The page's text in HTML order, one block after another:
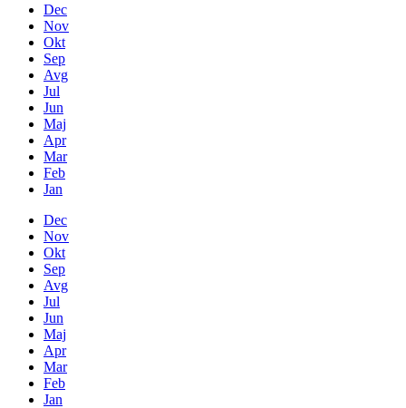
Dec
Nov
Okt
Sep
Avg
Jul
Jun
Maj
Apr
Mar
Feb
Jan
Dec
Nov
Okt
Sep
Avg
Jul
Jun
Maj
Apr
Mar
Feb
Jan